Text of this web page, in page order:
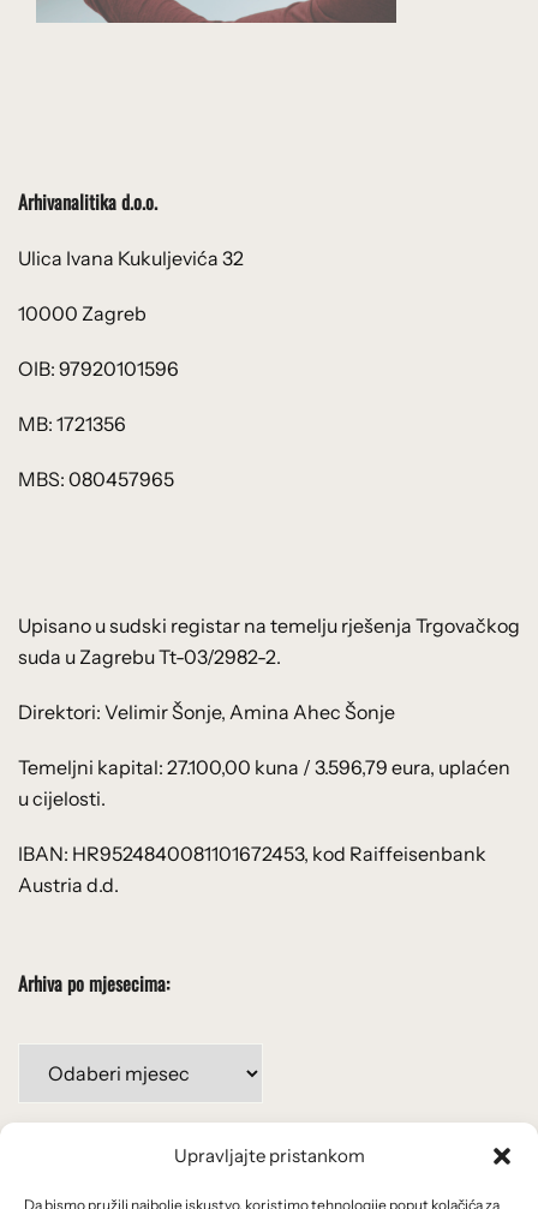
Upravljajte pristankom
Da bismo pružili najbolje iskustvo, koristimo tehnologije poput kolačića za
Arhivanalitika d.o.o.
Ulica Ivana Kukuljevića 32
10000 Zagreb
OIB: 97920101596
MB: 1721356
MBS: 080457965
Upisano u sudski registar na temelju rješenja Trgovačkog
suda u Zagrebu Tt-03/2982-2.
Direktori: Velimir Šonje, Amina Ahec Šonje
Temeljni kapital: 27.100,00 kuna / 3.596,79 eura, uplaćen
u cijelosti.
IBAN: HR9524840081101672453, kod Raiffeisenbank
Austria d.d.
Arhiva po mjesecima:
mjesecima: